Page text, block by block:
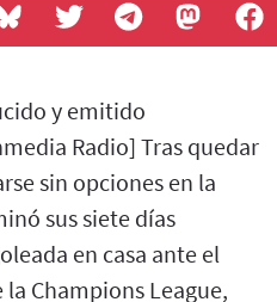
y emitido
Radio] Tras quedar
sin opciones en la
sus siete días
en casa ante el
Champions League,